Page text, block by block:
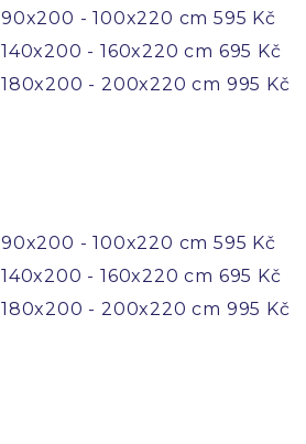
90x200 - 100x220 cm 595 Kč
140x200 - 160x220 cm 695 Kč
180x200 - 200x220 cm 995 Kč
90x200 - 100x220 cm 595 Kč
140x200 - 160x220 cm 695 Kč
180x200 - 200x220 cm 995 Kč